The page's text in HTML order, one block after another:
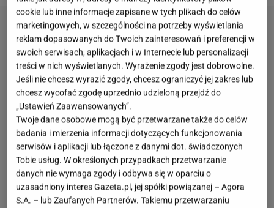
cookie lub inne informacje zapisane w tych plikach do celów
marketingowych, w szczególności na potrzeby wyświetlania
reklam dopasowanych do Twoich zainteresowań i preferencji w
swoich serwisach, aplikacjach i w Internecie lub personalizacji
treści w nich wyświetlanych. Wyrażenie zgody jest dobrowolne.
Jeśli nie chcesz wyrazić zgody, chcesz ograniczyć jej zakres lub
chcesz wycofać zgodę uprzednio udzieloną przejdź do
„Ustawień Zaawansowanych”.
Twoje dane osobowe mogą być przetwarzane także do celów
badania i mierzenia informacji dotyczących funkcjonowania
serwisów i aplikacji lub łączone z danymi dot. świadczonych
Tobie usług. W określonych przypadkach przetwarzanie
danych nie wymaga zgody i odbywa się w oparciu o
uzasadniony interes Gazeta.pl, jej spółki powiązanej – Agora
S.A. – lub Zaufanych Partnerów. Takiemu przetwarzaniu